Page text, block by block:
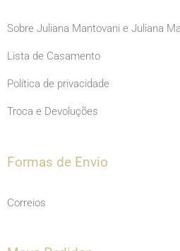
Sobre Juliana Mantovani e Juliana
Lista de Casamento
Política de privacidade
Troca e Devoluções
Formas de Envio
Correios